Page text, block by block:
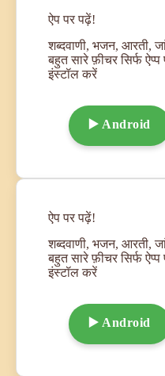
ऐप पर पढ़ें!
शब्दवाणी, भजन, आरती,
बहुत सारे फ़ीचर सिर्फ
इंस्टॉल करें
▶️ Android
ऐप पर पढ़ें!
शब्दवाणी, भजन, आरती,
बहुत सारे फ़ीचर सिर्फ
इंस्टॉल करें
▶️ Android